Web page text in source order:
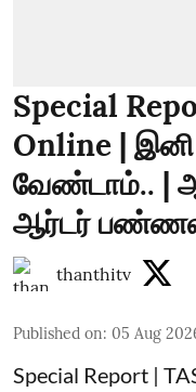
Special
Online | இனி
வேண்டாம்.. |
ஆர்டர்
thanthitv
Published on: 05 Aug
Special Report |